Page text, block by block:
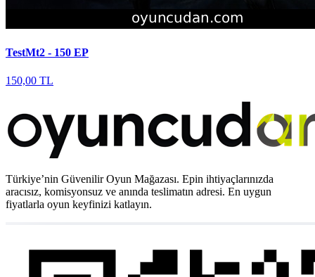
TestMt2 - 150 EP
150,00 TL
Türkiye’nin Güvenilir Oyun Mağazası. Epin ihtiyaçlarınızda
aracısız, komisyonsuz ve anında teslimatın adresi. En uygun
fiyatlarla oyun keyfinizi katlayın.